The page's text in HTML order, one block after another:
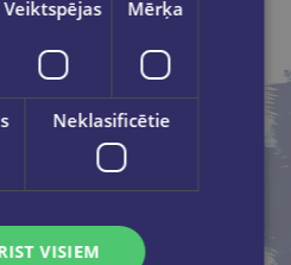
Veiktspējas Mērķa
Neklasificētie
VISIEM